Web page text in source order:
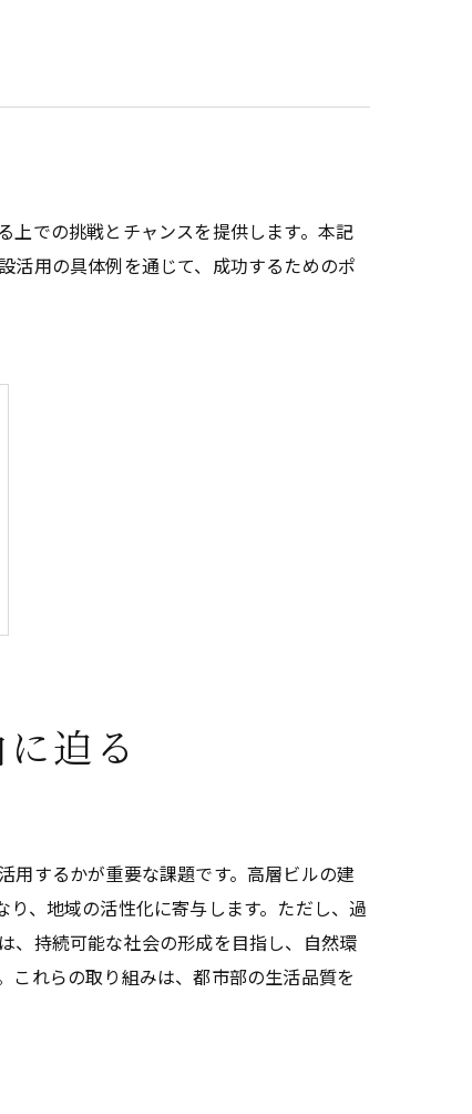
上での挑戦とチャンスを提供します。本記
活用の具体例を通じて、成功するためのポ
迫る
用するかが重要な課題です。高層ビルの建
、地域の活性化に寄与します。ただし、過
、持続可能な社会の形成を目指し、自然環
これらの取り組みは、都市部の生活品質を